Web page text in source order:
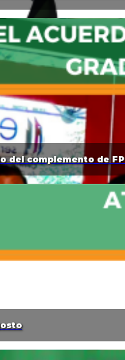
del complemento de